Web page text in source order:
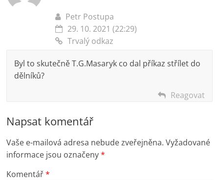
Petr Postupa
29. 10. 2021 (22:29)
Trvalý odkaz
Byl to skutečně T.G.Masaryk co dal příkaz střílet do
dělníků?
Reagovat
Napsat komentář
Vaše e-mailová adresa nebude zveřejněna. Vyžadované
informace jsou označeny*
Komentář*